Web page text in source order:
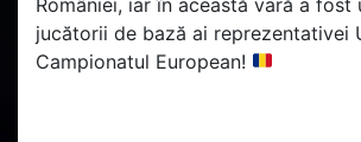
jucătorii de bază ai reprezentativei
Campionatul European!